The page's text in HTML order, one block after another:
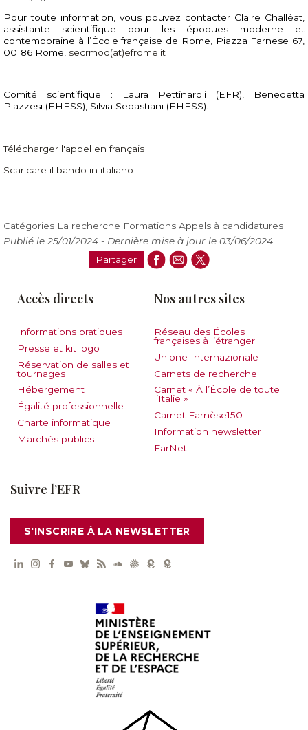
Pour toute information, vous pouvez contacter Claire Challéat,
assistante scientifique pour les époques moderne et
contemporaine à l’École française de Rome, Piazza Farnese 67,
00186 Rome, secrmod(at)efrome.it
Comité scientifique : Laura Pettinaroli (EFR), Benedetta
Piazzesi (EHESS), Silvia Sebastiani (EHESS).
Télécharger l'appel en français
Scaricare il bando in italiano
Catégories La recherche Formations Appels à candidatures
Publié le 25/01/2024 - Dernière mise à jour le 03/06/2024
Accès directs
Informations pratiques
Presse et kit logo
Réservation de salles et
tournages
Hébergement
Égalité professionnelle
Charte informatique
Marchés publics
Nos autres sites
Réseau des Écoles
françaises à l’étranger
Unione Internazionale
Carnets de recherche
Carnet « À l’École de toute
l’Italie »
Carnet Farnèse150
Information newsletter
FarNet
Suivre l’EFR
S'INSCRIRE À LA NEWSLETTER